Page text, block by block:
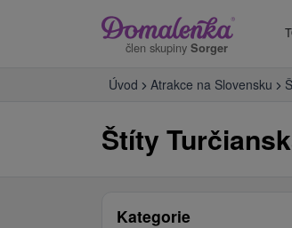
člen skupiny Sorger
Úvod Atrakce na Slovensku
Štíty
Kategorie